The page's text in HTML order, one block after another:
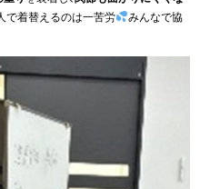
で着替えるのは一苦労
みんなで協